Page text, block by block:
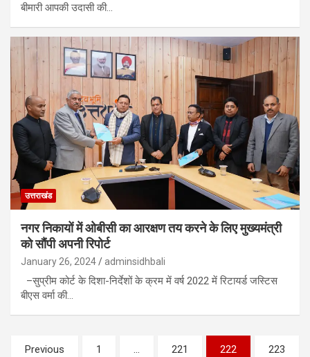
बीमारी आपकी उदासी की…
उत्तराखंड
नगर निकायों में ओबीसी का आरक्षण तय करने के लिए मुख्यमंत्री
को सौंपी अपनी रिपोर्ट
January 26, 2024 adminsidhbali
–सुप्रीम कोर्ट के दिशा-निर्देशों के क्रम में वर्ष 2022 में रिटायर्ड जस्टिस
बीएस वर्मा की…
Posts
Previous 1 … 221 222 223